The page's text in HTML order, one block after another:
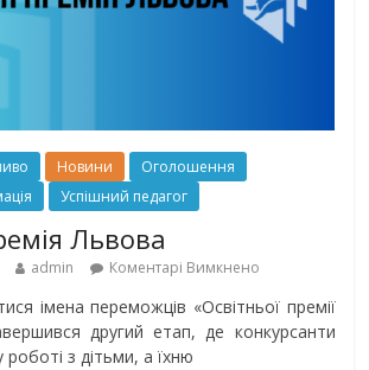
Новини
Оголошення
Успішний педагог
Львова
admin Коментарі Вимкнено
імена переможців «Освітньої премії
другий етап, де конкурсанти
з дітьми, а їхню